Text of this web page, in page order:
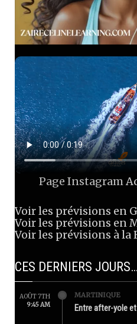
Page Instagram
Voir les prévisions en
Voir les prévisions en
Voir les prévisions à la
CES DERNIERS JOURS…
AOÛT 7TH
9:45 AM
MARTINIQUE
Entre after-yole